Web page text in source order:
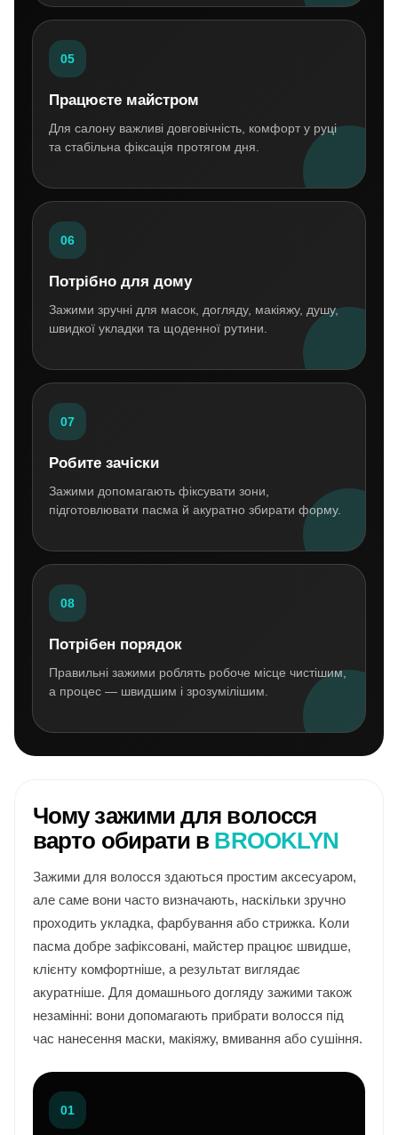
05
Працюєте майстром
Для салону важливі довговічність, комфорт у руці
та стабільна фіксація протягом дня.
06
Потрібно для дому
Зажими зручні для масок, догляду, макіяжу, душу,
швидкої укладки та щоденної рутини.
07
Робите зачіски
Зажими допомагають фіксувати зони,
підготовлювати пасма й акуратно збирати форму.
08
Потрібен порядок
Правильні зажими роблять робоче місце чистішим,
а процес — швидшим і зрозумілішим.
Чому зажими для волосся
варто обирати в BROOKLYN
Зажими для волосся здаються простим аксесуаром,
але саме вони часто визначають, наскільки зручно
проходить укладка, фарбування або стрижка. Коли
пасма добре зафіксовані, майстер працює швидше,
клієнту комфортніше, а результат виглядає
акуратніше. Для домашнього догляду зажими також
незамінні: вони допомагають прибрати волосся під
час нанесення маски, макіяжу, вмивання або сушіння.
01